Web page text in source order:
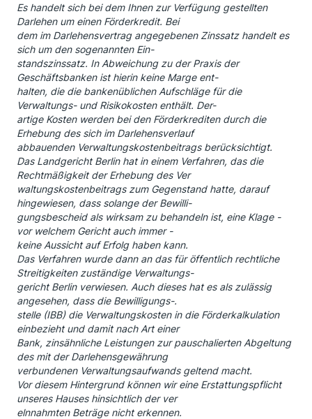
Es handelt sich bei dem Ihnen zur Verfügung gestellten
Darlehen um einen Förderkredit. Bei
dem im Darlehensvertrag angegebenen Zinssatz handelt es
sich um den sogenannten Ein-
standszinssatz. In Abweichung zu der Praxis der
Geschäftsbanken ist hierin keine Marge ent-
halten, die die bankenüblichen Aufschläge für die
Verwaltungs- und Risikokosten enthält. Der-
artige Kosten werden bei den Förderkrediten durch die
Erhebung des sich im Darlehensverlauf
abbauenden Verwaltungskostenbeitrags berücksichtigt.
Das Landgericht Berlin hat in einem Verfahren, das die
Rechtmäßigkeit der Erhebung des Ver
waltungskostenbeitrags zum Gegenstand hatte, darauf
hingewiesen, dass solange der Bewilli-
gungsbescheid als wirksam zu behandeln ist, eine Klage -
vor welchem Gericht auch immer -
keine Aussicht auf Erfolg haben kann.
Das Verfahren wurde dann an das für öffentlich rechtliche
Streitigkeiten zuständige Verwaltungs-
gericht Berlin verwiesen. Auch dieses hat es als zulässig
angesehen, dass die Bewilligungs-.
stelle (IBB) die Verwaltungskosten in die Förderkalkulation
einbezieht und damit nach Art einer
Bank, zinsähnliche Leistungen zur pauschalierten Abgeltung
des mit der Darlehensgewährung
verbundenen Verwaltungsaufwands geltend macht.
Vor diesem Hintergrund können wir eine Erstattungspflicht
unseres Hauses hinsichtlich der ver
elnnahmten Beträge nicht erkennen.